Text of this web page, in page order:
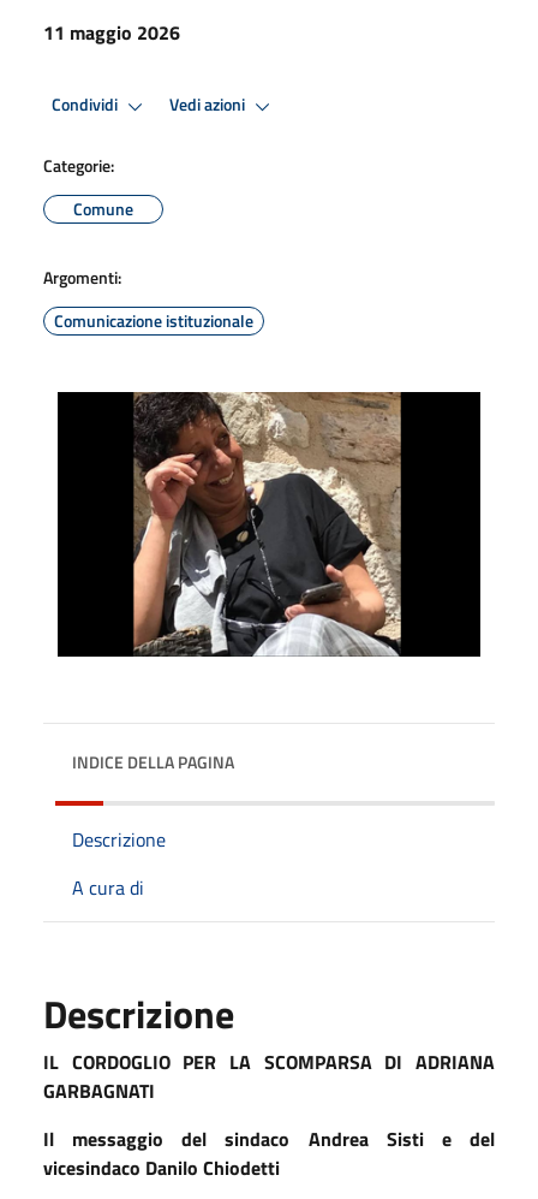
11 maggio 2026
Condividi Vedi azioni
Categorie:
Comune
Argomenti:
Comunicazione istituzionale
INDICE DELLA PAGINA
Descrizione
A cura di
Descrizione
IL CORDOGLIO PER LA SCOMPARSA DI ADRIANA
GARBAGNATI
Il messaggio del sindaco Andrea Sisti e del
vicesindaco Danilo Chiodetti